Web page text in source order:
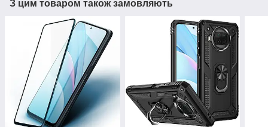
З цим товаром також замовляють